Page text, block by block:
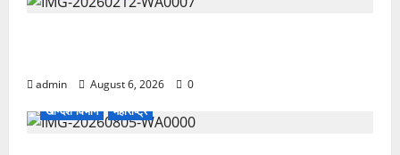
admin August 6, 2026
0
खान्देश विभाग
महाराष्ट्र